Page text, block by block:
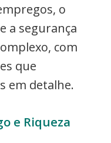
o
a segurança
com
que
em detalhe.
e Riqueza